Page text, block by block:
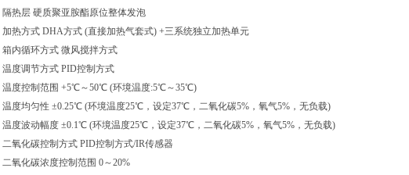
隔热层 硬质聚亚胺酯原位整体发泡
加热方式 DHA方式 (直接加热气套式) +三系统独立加热单元
箱内循环方式 微风搅拌方式
温度调节方式 PID控制方式
温度控制范围 +5℃～50℃ (环境温度:5℃～35℃)
温度均匀性 ±0.25℃ (环境温度25℃，设定37℃，二氧化碳5%，氧气5%，无负载)
温度波动幅度 ±0.1℃ (环境温度25℃，设定37℃，二氧化碳5%，氧气5%，无负载)
二氧化碳控制方式 PID控制方式/IR传感器
二氧化碳浓度控制范围 0～20%